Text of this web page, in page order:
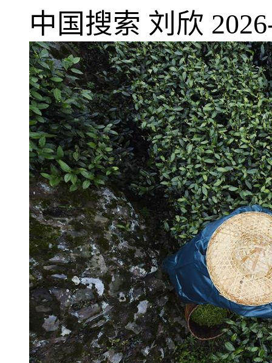
中国搜索 刘欣